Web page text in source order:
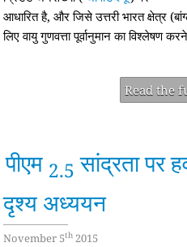
आधारित है, और जिसे उत्तरी भारत क्षेत्र
लिए वायु गुणवत्ता पूर्वानुमान का विश्लेषण
Read the
पीएम 2.5 सांद्रता पर
दृश्य अध्ययन
November 5th 2015